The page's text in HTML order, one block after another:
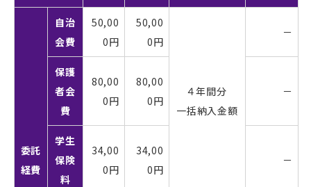
委託
経費
自治
会費
50,00
0円
50,00
0円
４年間分
一括納入金額
－
保護
者会
費
80,00
0円
80,00
0円
－
学生
保険
料
34,00
0円
34,00
0円
－